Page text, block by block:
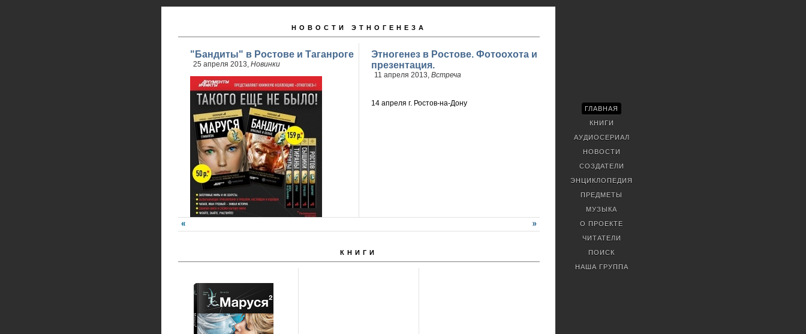
НОВОСТИ ЭТНОГЕНЕЗА
"Бандиты" в Ростове и Таганроге
25 апреля 2013, Новинки
24 апреля стартовали продажи 2 книги
Этногенез в Ростове. Фотоохота и
презентация.
11 апреля 2013, Встреча
14 апреля г. Ростов-на-Дону
КНИГИ
ГЛАВНАЯ
КНИГИ
АУДИОСЕРИАЛ
НОВОСТИ
СОЗДАТЕЛИ
ЭНЦИКЛОПЕДИЯ
ПРЕДМЕТЫ
МУЗЫКА
О ПРОЕКТЕ
ЧИТАТЕЛИ
ПОИСК
НАША ГРУППА